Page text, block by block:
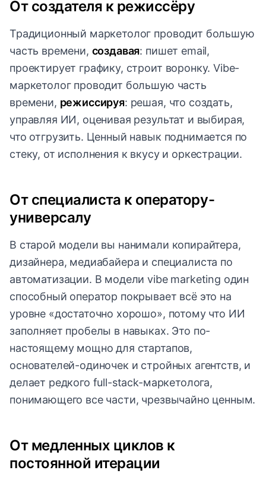
От создателя к режиссёру
Традиционный маркетолог проводит большую
часть времени, создавая: пишет email,
проектирует графику, строит воронку. Vibe-
маркетолог проводит большую часть
времени, режиссируя: решая, что создать,
управляя ИИ, оценивая результат и выбирая,
что отгрузить. Ценный навык поднимается по
стеку, от исполнения к вкусу и оркестрации.
От специалиста к оператору-
универсалу
В старой модели вы нанимали копирайтера,
дизайнера, медиабайера и специалиста по
автоматизации. В модели vibe marketing один
способный оператор покрывает всё это на
уровне «достаточно хорошо», потому что ИИ
заполняет пробелы в навыках. Это по-
настоящему мощно для стартапов,
основателей-одиночек и стройных агентств, и
делает редкого full-stack-маркетолога,
понимающего все части, чрезвычайно ценным.
От медленных циклов к
постоянной итерации